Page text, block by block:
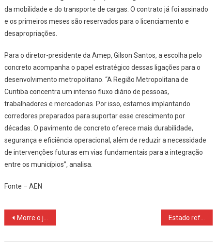
da mobilidade e do transporte de cargas. O contrato já foi assinado
e os primeiros meses são reservados para o licenciamento e
desapropriações.
Para o diretor-presidente da Amep, Gilson Santos, a escolha pelo
concreto acompanha o papel estratégico dessas ligações para o
desenvolvimento metropolitano. “A Região Metropolitana de
Curitiba concentra um intenso fluxo diário de pessoas,
trabalhadores e mercadorias. Por isso, estamos implantando
corredores preparados para suportar esse crescimento por
décadas. O pavimento de concreto oferece mais durabilidade,
segurança e eficiência operacional, além de reduzir a necessidade
de intervenções futuras em vias fundamentais para a integração
entre os municípios”, analisa.
Fonte – AEN
Navegação
de
Morre o juiz Antônio Evangelista de Souza Netto Estado reforça ações em alusão ao Dia de Conscientização da Violência Contra a Pessoa Idosa